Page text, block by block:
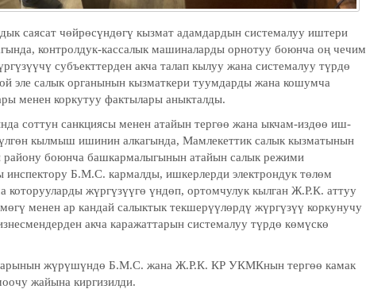
саясат чөйрөсүндөгү кызмат адамдардын системалуу иштери
контролдук-кассалык машиналарды орнотуу боюнча оң чечим
субъекттерден акча талап кылуу жана системалуу түрдө
эле салык органынын кызматкери туумдарды жана кошумча
менен коркутуу фактылары аныкталды.
соттун санкциясы менен атайын тергөө жана ыкчам-издөө иш-
кылмыш ишинин алкагында, Мамлекеттик салык кызматынын
боюнча башкармалыгынын атайын салык режими
Б.М.С. кармалды, ишкерлерди электрондук төлөм
которууларды жүргүзүүгө үндөп, ортомчулук кылган Ж.Р.К. аттуу
менен ар кандай салыктык текшерүүлөрдү жүргүзүү коркунучу
акча каражаттарын системалуу түрдө көмүскө
жүрүшүндө Б.М.С. жана Ж.Р.К. КР УКМКнын тергөө камак
жайына киргизилди.